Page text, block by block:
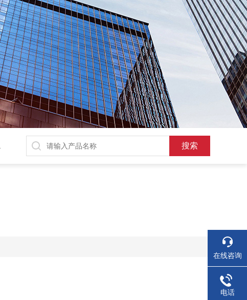
在线咨询
电话